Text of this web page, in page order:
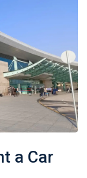
a Car